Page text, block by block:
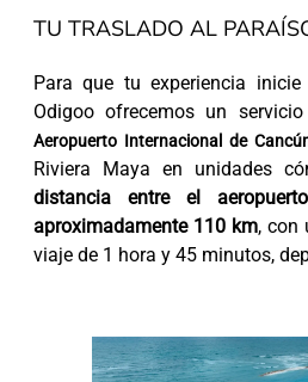
TU TRASLADO AL
Para que tu experiencia
Odigoo ofrecemos un
Aeropuerto Internacional de
Riviera Maya en unidades
distancia entre el
aproximadamente 110 km, con
viaje de 1 hora y 45 minutos,